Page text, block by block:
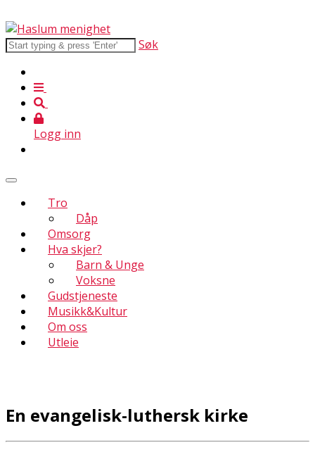
Søk
Logg inn
Tro
Dåp
Omsorg
Hva skjer?
Barn & Unge
Voksne
Gudstjeneste
Musikk&Kultur
Om oss
Utleie
En evangelisk-luthersk kirke